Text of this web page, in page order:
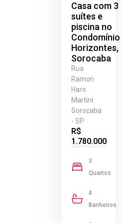
Casa com 3
suítes e
piscina no
Condomínio
Horizontes,
Sorocaba
Rua
Ramon
Haro
Martini
Sorocaba
- SP
R$
1.780.000
3
Quartos
4
Banheiros